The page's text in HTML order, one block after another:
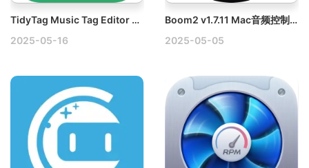
TidyTag Music Tag Editor v2.0.0 Mac音乐标签编辑器破解版
2025-05-16
Boom2 v1.7.11 Mac音频控制破解版
2025-05-05